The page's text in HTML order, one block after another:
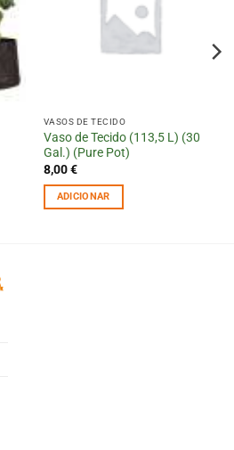
VASOS DE TECIDO
Vaso de Tecido (113,5 L) (30
Gal.) (Pure Pot)
8,00€
ADICIONAR